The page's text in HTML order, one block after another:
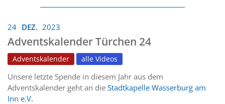
24 DEZ. 2023
Adventskalender Türchen 24
Adventskalender alle Videos
Unsere letzte Spende in diesem Jahr aus dem
Adventskalender geht an die Stadtkapelle Wasserburg am
Inn e.V.